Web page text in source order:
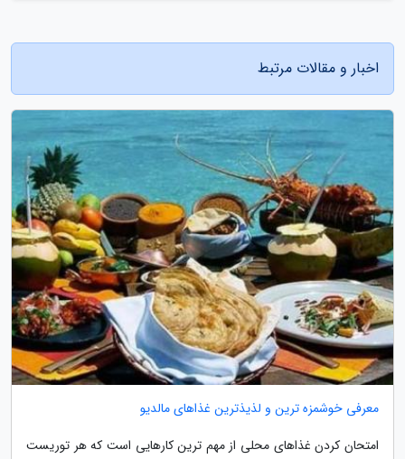
اخبار و مقالات مرتبط
معرفی خوشمزه ترین و لذیذترین غذاهای مالدیو
امتحان کردن غذاهای محلی از مهم ترین کارهایی است که هر توریست